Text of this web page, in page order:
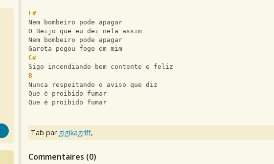
F#
Nem bombeiro pode apagar
O Beijo que eu dei nela assim
Nem bombeiro pode apagar
Garota pegou fogo em mim
C#
Sigo incendiando bem contente e feliz
B
Nunca respeitando o aviso que diz
Que é proibido fumar
Que é proibido fumar
Tab par gigikagriff,
Commentaires (0)